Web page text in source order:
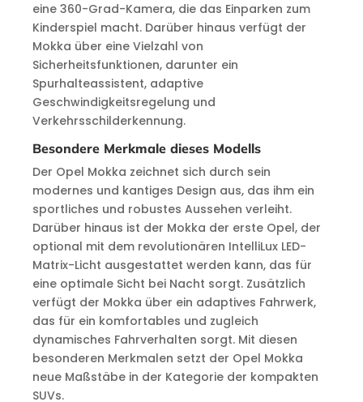
eine 360-Grad-Kamera, die das Einparken zum
Kinderspiel macht. Darüber hinaus verfügt der
Mokka über eine Vielzahl von
Sicherheitsfunktionen, darunter ein
Spurhalteassistent, adaptive
Geschwindigkeitsregelung und
Verkehrsschilderkennung.
Besondere Merkmale dieses Modells
Der Opel Mokka zeichnet sich durch sein
modernes und kantiges Design aus, das ihm ein
sportliches und robustes Aussehen verleiht.
Darüber hinaus ist der Mokka der erste Opel, der
optional mit dem revolutionären IntelliLux LED-
Matrix-Licht ausgestattet werden kann, das für
eine optimale Sicht bei Nacht sorgt. Zusätzlich
verfügt der Mokka über ein adaptives Fahrwerk,
das für ein komfortables und zugleich
dynamisches Fahrverhalten sorgt. Mit diesen
besonderen Merkmalen setzt der Opel Mokka
neue Maßstäbe in der Kategorie der kompakten
SUVs.